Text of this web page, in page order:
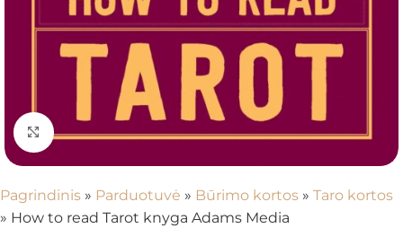
Spustelėkite, kad padidintumėte
Pagrindinis » Parduotuvė » Būrimo kortos » Taro kortos
» How to read Tarot knyga Adams Media